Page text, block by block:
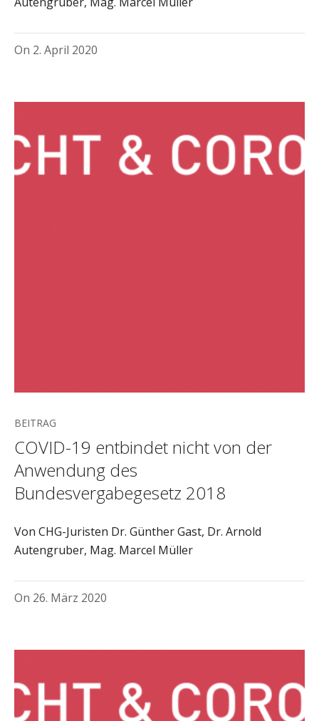
On 2. April 2020
BEITRAG
COVID-19 entbindet nicht von der
Anwendung des
Bundesvergabegesetz 2018
Von CHG-Juristen Dr. Günther Gast, Dr. Arnold
Autengruber, Mag. Marcel Müller
On 26. März 2020